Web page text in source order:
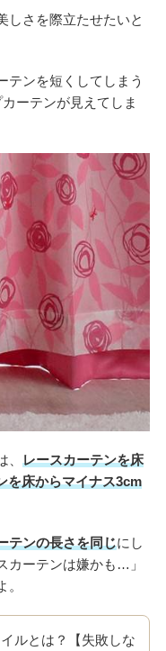
しさを際立たせたいと
テンを短くしてしまう
ーテンが見えてしま
レースカーテンを床
を床からマイナス3cm
テンの長さを同じにし
カーテンは嫌かも…」
ルとは？【失敗しな